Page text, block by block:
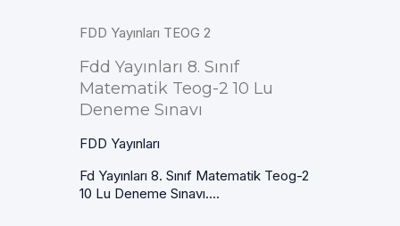
FDD Yayınları TEOG 2
Fdd Yayınları 8. Sınıf
Matematik Teog-2 10 Lu
Deneme Sınavı
FDD Yayınları
Fd Yayınları 8. Sınıf Matematik Teog-2
10 Lu Deneme Sınavı....